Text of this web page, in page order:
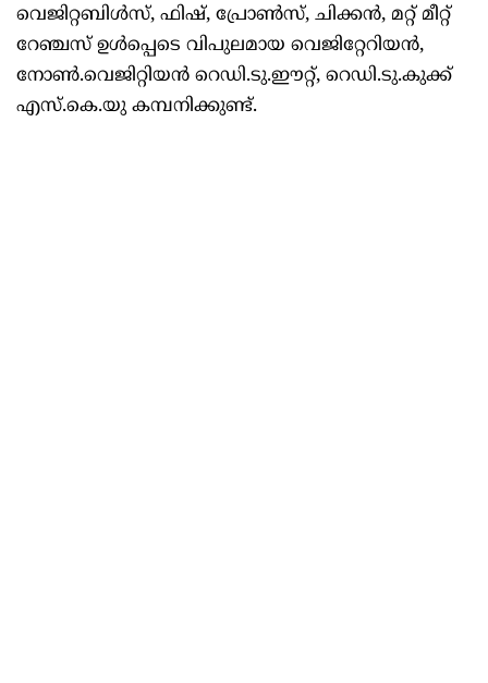
വെജിറ്റബിൾസ്, ഫിഷ്, പ്രോൺസ്, ചിക്കൻ, മറ്റ് മീറ്റ്
റേഞ്ചസ് ഉൾപ്പെടെ വിപുലമായ വെജിറ്റേറിയൻ,
നോൺ.വെജിറ്റിയൻ റെഡി.ടു.ഈറ്റ്, റെഡി.ടു.കുക്ക്
എസ്.കെ.യു കമ്പനിക്കുണ്ട്.